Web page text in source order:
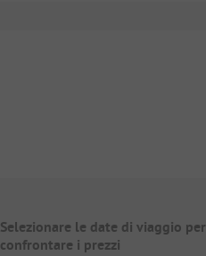
Selezionare le date di viaggio per
confrontare i prezzi